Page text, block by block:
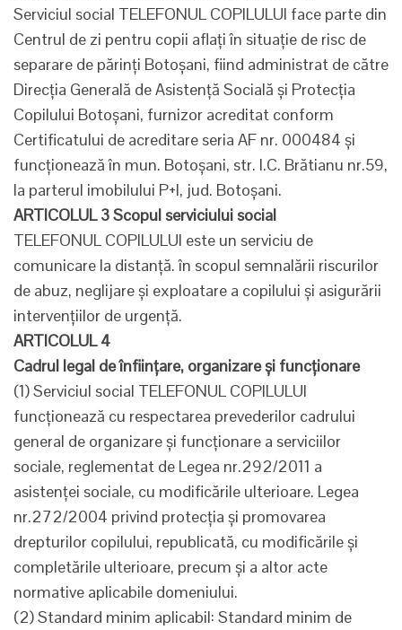
Serviciul social TELEFONUL COPILULUI face parte din
Centrul de zi pentru copii aflaţi în situaţie de risc de
separare de părinţi Botoşani, fiind administrat de către
Direcţia Generală de Asistenţă Socială şi Protecţia
Copilului Botoşani, furnizor acreditat conform
Certificatului de acreditare seria AF nr. 000484 şi
funcţionează în mun. Botoşani, str. I.C. Brătianu nr.59,
la parterul imobilului P+l, jud. Botoşani.
ARTICOLUL 3 Scopul serviciului social
TELEFONUL COPILULUI este un serviciu de
comunicare la distanţă. în scopul semnalării riscurilor
de abuz, neglijare şi exploatare a copilului şi asigurării
intervenţiilor de urgenţă.
ARTICOLUL 4
Cadrul legal de înfiinţare, organizare şi funcţionare
(1) Serviciul social TELEFONUL COPILULUI
funcţionează cu respectarea prevederilor cadrului
general de organizare şi funcţionare a serviciilor
sociale, reglementat de Legea nr.292/2011 a
asistenţei sociale, cu modificările ulterioare. Legea
nr.272/2004 privind protecţia şi promovarea
drepturilor copilului, republicată, cu modificările şi
completările ulterioare, precum şi a altor acte
normative aplicabile domeniului.
(2) Standard minim aplicabil: Standard minim de